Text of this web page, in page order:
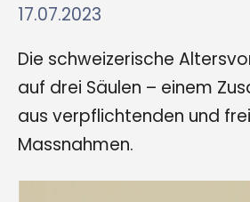
17.07.2023
Die schweizerische
auf drei Säulen – einem
aus verpflichtenden und
Massnahmen.